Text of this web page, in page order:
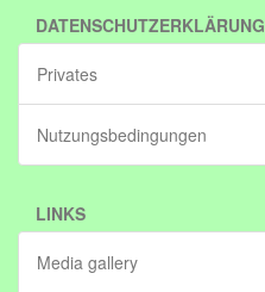
DATENSCHUTZERKLÄRUNG
Privates
Nutzungsbedingungen
LINKS
Media gallery